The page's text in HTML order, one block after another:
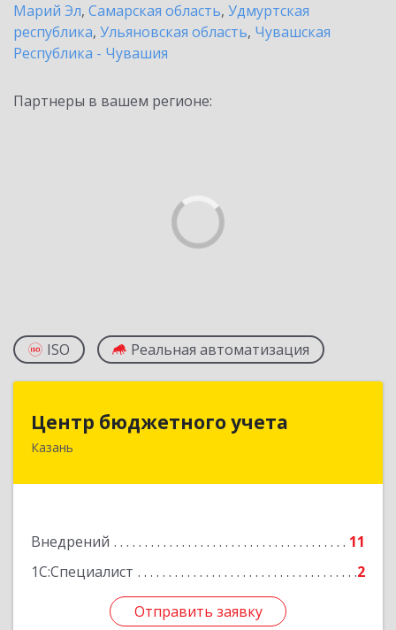
Марий Эл, Самарская область, Удмуртская
республика, Ульяновская область, Чувашская
Республика - Чувашия
Партнеры в вашем регионе:
ISO Реальная автоматизация
Центр бюджетного учета
Казань
Внедрений
11
1С:Специалист
2
Отправить заявку
Центр бюджетного учета
Отправить заявку